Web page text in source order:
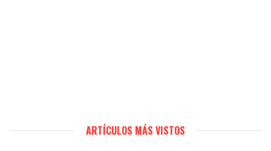
ARTÍCULOS MÁS VISTOS